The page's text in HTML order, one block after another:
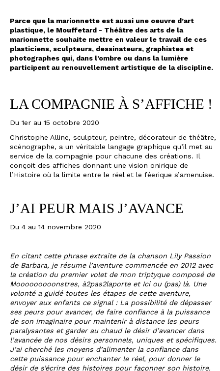
Parce que la marionnette est aussi une oeuvre d’art
plastique, le Mouffetard - Théâtre des arts de la
marionnette souhaite mettre en valeur le travail de ces
plasticiens, sculpteurs, dessinateurs, graphistes et
photographes qui, dans l’ombre ou dans la lumière
participent au renouvellement artistique de la discipline.
LA COMPAGNIE À S’AFFICHE !
Du 1er au 15 octobre 2020
Christophe Alline, sculpteur, peintre, décorateur de théâtre,
scénographe, a un véritable langage graphique qu’il met au
service de la compagnie pour chacune des créations. Il
conçoit des affiches donnant une vision onirique de
l’Histoire où la limite entre le réel et le féerique s’amenuise.
J’AI PEUR MAIS J’AVANCE
Du 4 au 14 novembre 2020
En citant cette phrase extraite de la chanson Lily Passion
de Barbara, je résume l’aventure commencée en 2012 avec
la création du premier volet de mon triptyque composé de
Mooooooooonstres, à2pas2laporte et Ici ou (pas) là. Une
volonté a guidé toutes les étapes de cette aventure,
envoyer aux enfants ce signal : La possibilité de dépasser
ses peurs pour avancer, de faire confiance à la puissance
de son imaginaire pour maintenir à distance les peurs
paralysantes et garder au chaud le désir d’avancer dans
l’avancée de nos désirs personnels, uniques et spécifiques.
J’ai cherché les moyens d’alimenter la confiance dans
cette puissance pour enchanter le réel, pour donner le
désir de s’écrire des histoires pour façonner son histoire.